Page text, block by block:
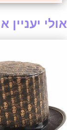
אולי יעניין